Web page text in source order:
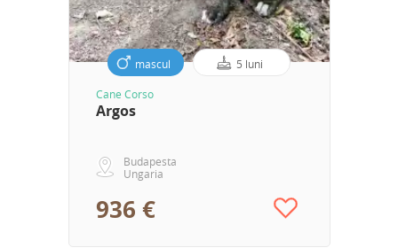
mascul 5 luni
Cane Corso
Argos
Budapesta
Ungaria
936 €